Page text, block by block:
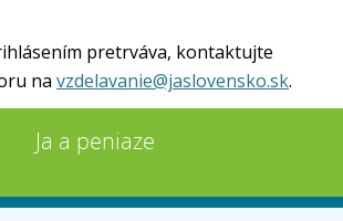
pretrváva, kontaktujte
na vzdelavanie@jaslovensko.sk.
Ja a peniaze